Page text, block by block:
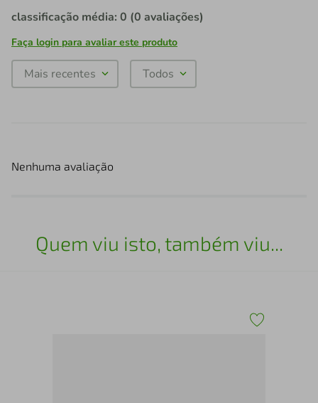
classificação média: 0 (0 avaliações)
Faça login para avaliar este produto
Mais recentes Todos
Nenhuma avaliação
Quem viu isto, também viu...